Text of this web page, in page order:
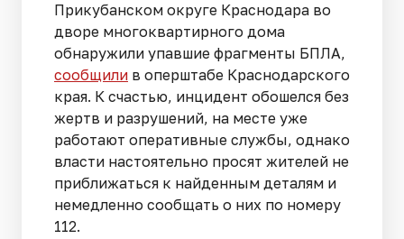
Прикубанском округе Краснодара во
дворе многоквартирного дома
обнаружили упавшие фрагменты БПЛА,
сообщили в оперштабе Краснодарского
края. К счастью, инцидент обошелся без
жертв и разрушений, на месте уже
работают оперативные службы, однако
власти настоятельно просят жителей не
приближаться к найденным деталям и
немедленно сообщать о них по номеру
112.